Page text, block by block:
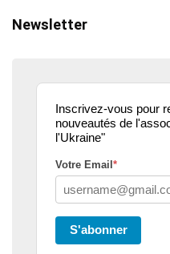
Newsletter
Inscrivez-vous pour
nouveautés de
l'Ukraine"
Votre Email *
S'abonner